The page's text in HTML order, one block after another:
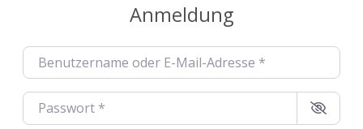
Anmeldung
Benutzername oder E-Mail-Adresse
Passwort